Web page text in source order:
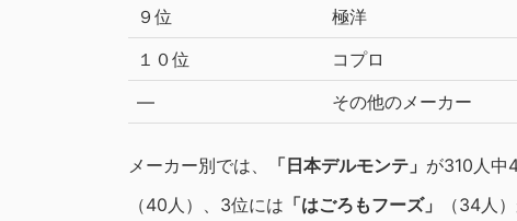
９位
極洋
１０位
コプロ
―
その他のメーカー
メーカー別では、 「日本デルモンテ」 が310人中
（40人）、3位には 「はごろもフーズ」
（34人